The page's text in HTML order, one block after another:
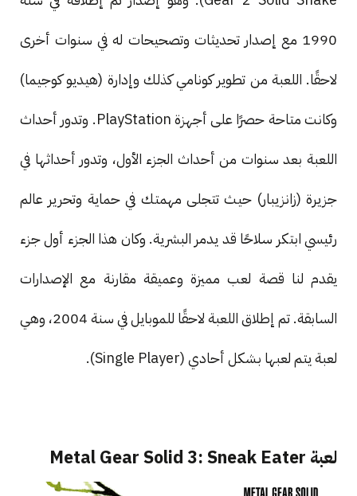
1990 مع إصدار تحديثات وتصحيحات له في سنوات أخرى
لاحقًا. اللعبة من تطوير كونامي كذلك وإدارة (هيديو كوجيما)
وكانت متاحة حصرًا على أجهزة PlayStation. وتدور أحداث
اللعبة بعد سنوات من أحداث الجزء الأول، وتدور أحداثها في
جزيرة (زانزيبار) حيث تتجلى مهمتك في حماية وتحرير عالم
رئيسي ابتكر سلاحًا قد يدمر البشرية. وكان هذا الجزء أول جزء
يقدم لنا قصة لعب مميزة وعميقة مقارنة مع الإصدارات
السابقة. تم إطلاق اللعبة لاحقًا للموبايل في سنة 2004، وهي
لعبة يتم لعبها بشكل أحادي (Single Player).
لعبة Metal Gear Solid 3: Sneak Eater